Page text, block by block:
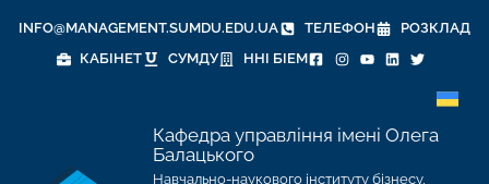
INFO@MANAGEMENT.SUMDU.EDU.UA ТЕЛЕФОН
РОЗКЛАД
КАБІНЕТ
СУМДУ ННІ БІЕМ
Кафедра управління імені Олега
Балацького
Навчально-наукового інституту бізнесу,